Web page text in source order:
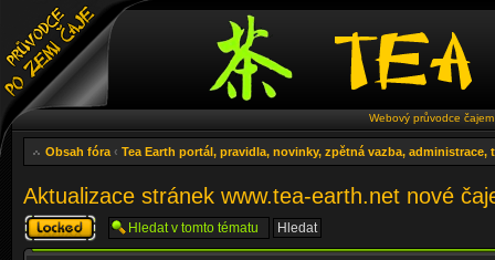
Webový průvodce
Obsah fóra ‹ Tea Earth portál, pravidla, novinky, zpětná vazba, administrace,
Aktualizace stránek www.tea-earth.net nové
Téma
uzamknuto